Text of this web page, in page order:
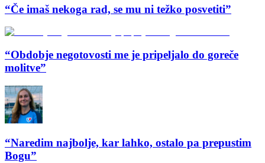
“Če imaš nekoga rad, se mu ni težko posvetiti”
“Obdobje negotovosti me je pripeljalo do goreče
molitve”
“Naredim najbolje, kar lahko, ostalo pa prepustim
Bogu”